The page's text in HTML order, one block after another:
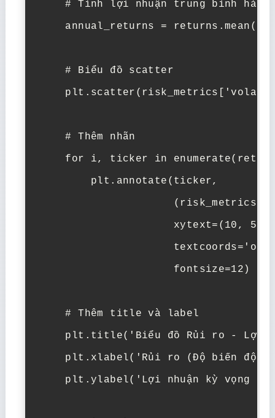
# Tính lợi nhuận trung bình hàng
annual_returns = returns.mean()
    # Biểu đồ scatter
    # Thêm nhãn
for i, ticker in
        plt.annotate(ticker,
                     xytext=(10, 5),
                     fontsize=12)
    # Thêm title và label
plt.title('Biểu đồ Rủi ro - Lợi
plt.xlabel('Rủi ro (Độ biến động
plt.ylabel('Lợi nhuận kỳ vọng